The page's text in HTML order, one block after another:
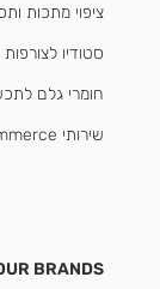
ציפוי מתכות
סטודיו לצורפות
חומרי גלם
שירותי ecommerce
BRANDS